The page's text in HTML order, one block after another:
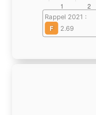
Rappel 2021 :
F
2.69